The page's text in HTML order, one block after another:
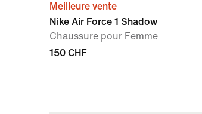
Meilleure vente
Nike Air Force 1 Shadow
Chaussure pour Femme
150 CHF